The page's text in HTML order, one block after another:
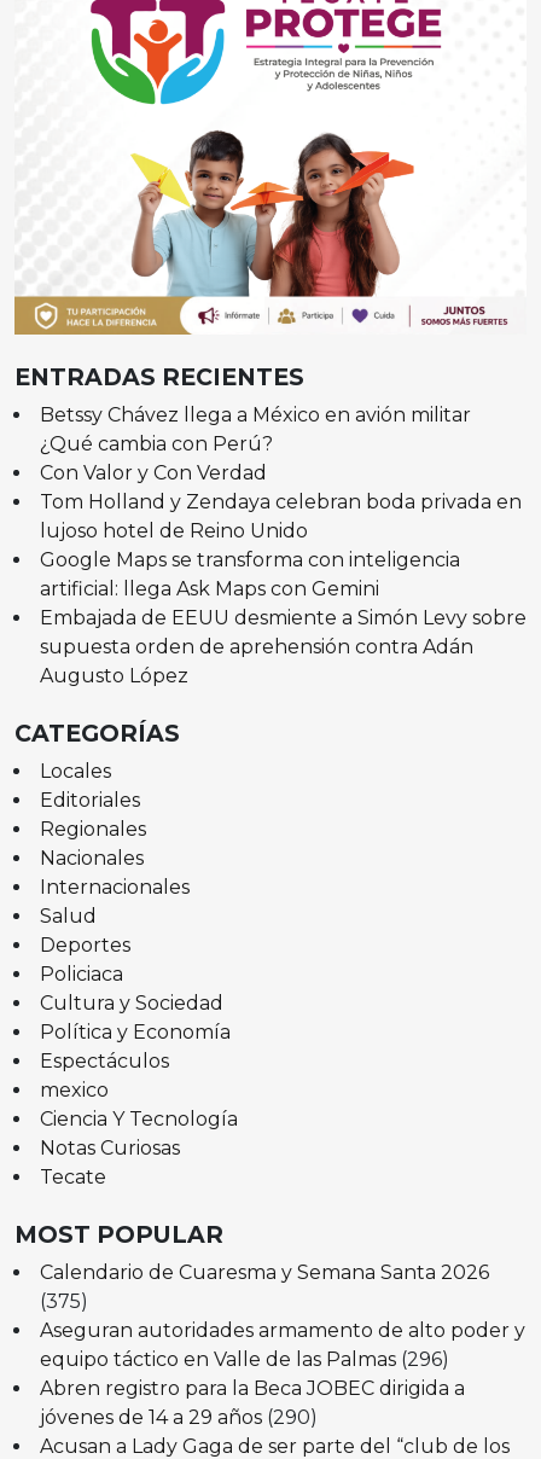
ENTRADAS RECIENTES
Betssy Chávez llega a México en avión militar
¿Qué cambia con Perú?
Con Valor y Con Verdad
Tom Holland y Zendaya celebran boda privada en
lujoso hotel de Reino Unido
Google Maps se transforma con inteligencia
artificial: llega Ask Maps con Gemini
Embajada de EEUU desmiente a Simón Levy sobre
supuesta orden de aprehensión contra Adán
Augusto López
CATEGORÍAS
Locales
Editoriales
Regionales
Nacionales
Internacionales
Salud
Deportes
Policiaca
Cultura y Sociedad
Política y Economía
Espectáculos
mexico
Ciencia Y Tecnología
Notas Curiosas
Tecate
MOST POPULAR
Calendario de Cuaresma y Semana Santa 2026
(375)
Aseguran autoridades armamento de alto poder y
equipo táctico en Valle de las Palmas (296)
Abren registro para la Beca JOBEC dirigida a
jóvenes de 14 a 29 años (290)
Acusan a Lady Gaga de ser parte del “club de los